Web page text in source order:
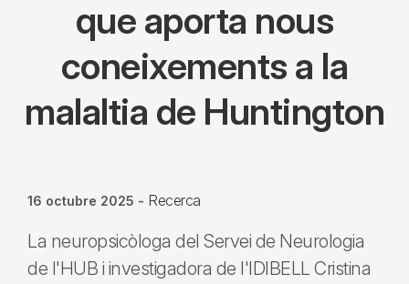
que aporta nous
coneixements a la
malaltia de Huntington
16 octubre 2025 - Recerca
La neuropsicòloga del Servei de Neurologia
de l'HUB i investigadora de l'IDIBELL Cristina